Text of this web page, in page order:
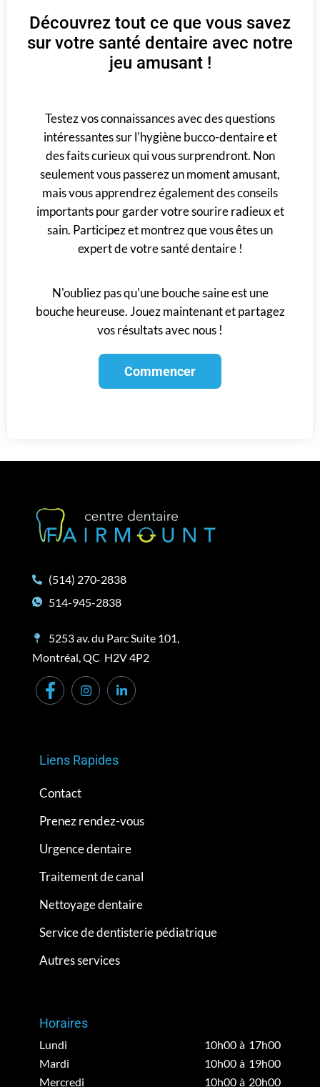
Découvrez tout ce que vous savez
sur votre santé dentaire avec notre
jeu amusant !
Testez vos connaissances avec des questions
intéressantes sur l'hygiène bucco-dentaire et
des faits curieux qui vous surprendront. Non
seulement vous passerez un moment amusant,
mais vous apprendrez également des conseils
importants pour garder votre sourire radieux et
sain. Participez et montrez que vous êtes un
expert de votre santé dentaire !
N'oubliez pas qu'une bouche saine est une
bouche heureuse. Jouez maintenant et partagez
vos résultats avec nous !
(514) 270-2838
514-945-2838
5253 av. du Parc Suite 101,
Montréal, QC H2V 4P2
Liens Rapides
Contact
Prenez rendez-vous
Urgence dentaire
Traitement de canal
Nettoyage dentaire
Service de dentisterie pédiatrique
Autres services
Horaires
Lundi
10h00 à 17h00
Mardi
10h00 à 19h00
Mercredi
10h00 à 20h00